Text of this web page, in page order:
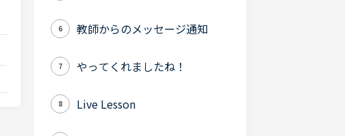
6 教師からのメッセージ通知
7 やってくれましたね！
8 Live Lesson